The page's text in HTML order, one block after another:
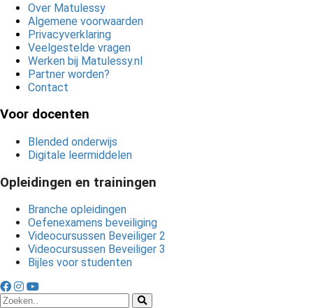
Over Matulessy
Algemene voorwaarden
Privacyverklaring
Veelgestelde vragen
Werken bij Matulessy.nl
Partner worden?
Contact
Voor docenten
Blended onderwijs
Digitale leermiddelen
Opleidingen en trainingen
Branche opleidingen
Oefenexamens beveiliging
Videocursussen Beveiliger 2
Videocursussen Beveiliger 3
Bijles voor studenten